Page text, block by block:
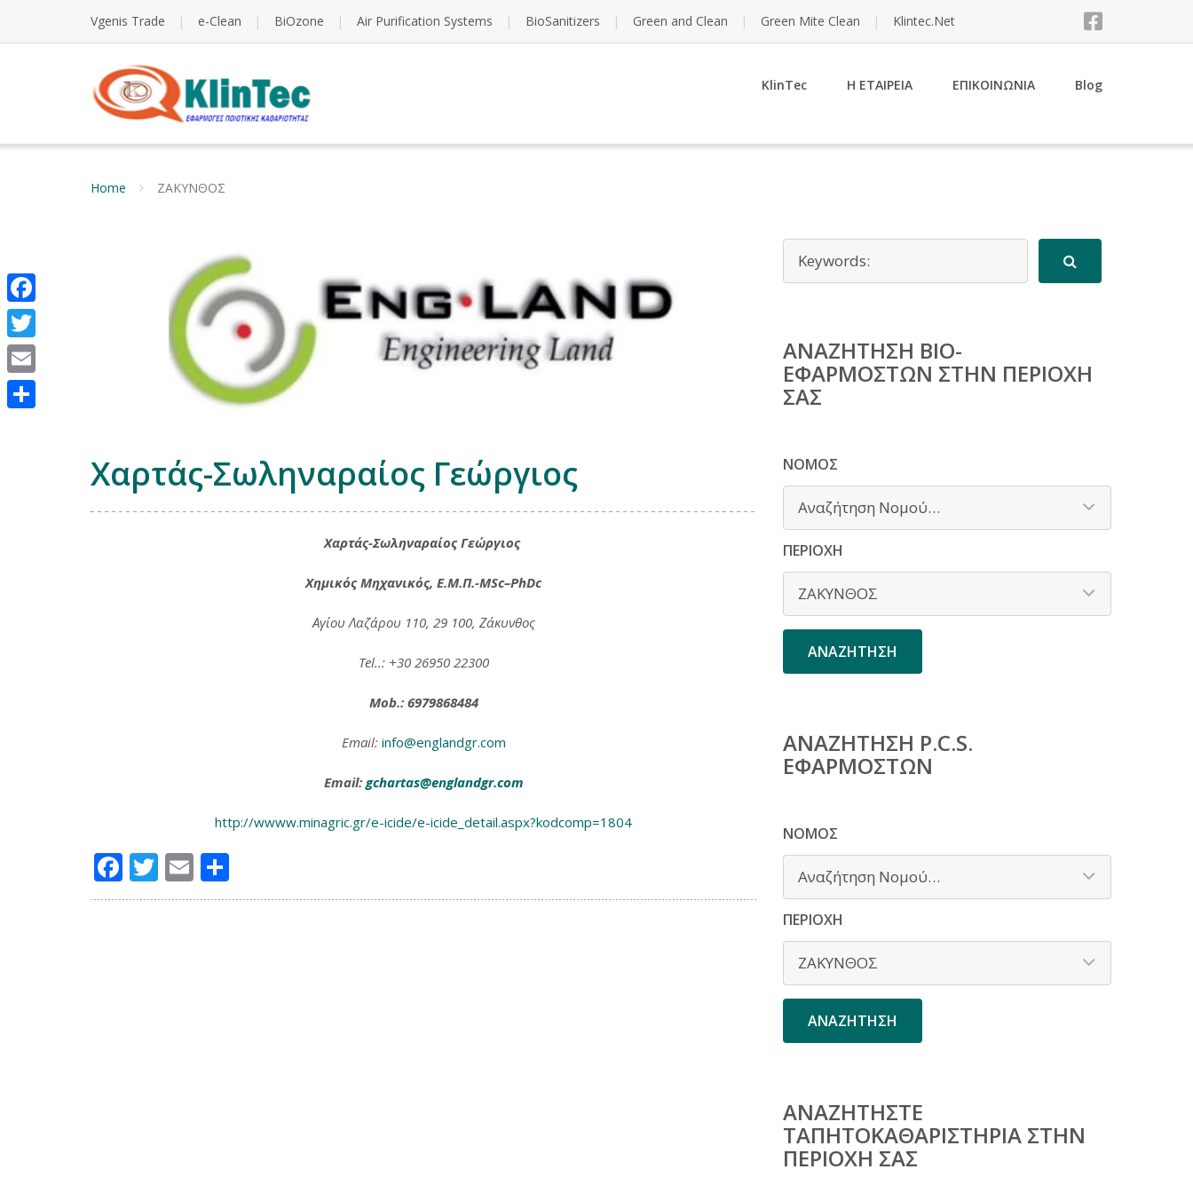
Vgenis Trade e-Clean BiOzone Air Purification Systems BioSanitizers Green and Clean Green Mite Clean Klintec.Net
KlinTec Η ΕΤΑΙΡΕΙΑ ΕΠΙΚΟΙΝΩΝΙΑ Blog
Home ΖΑΚΥΝΘΟΣ
Χαρτάς-Σωληναραίος Γεώργιος
Χαρτάς-ΣωληναραίοςΓεώργιος
Χημικός Μηχανικός, Ε.Μ.Π.-MSc–PhDc
Αγίου Λαζάρου 110, 29 100, Ζάκυνθος
Tel..: +30 26950 22300
Mob.: 6979868484
Email: info@englandgr.com
Email: gchartas@englandgr.com
http://wwww.minagric.gr/e-icide/e-icide_detail.aspx?kodcomp=1804
Facebook
Twitter
Email
ΑΝΑΖΉΤΗΣΗ BIO-
ΕΦΑΡΜΟΣΤΏΝ ΣΤΗΝ ΠΕΡΙΟΧΉ
ΣΑΣ
ΝΟΜΌΣ
ΠΕΡΙΟΧΉ
ΑΝΑΖΉΤΗΣΗ P.C.S.
ΕΦΑΡΜΟΣΤΏΝ
ΝΟΜΌΣ
ΠΕΡΙΟΧΉ
ΑΝΑΖΗΤΉΣΤΕ
ΤΑΠΗΤΟΚΑΘΑΡΙΣΤΉΡΙΑ ΣΤΗΝ
ΠΕΡΙΟΧΉ ΣΑΣ
Facebook
Twitter
Email